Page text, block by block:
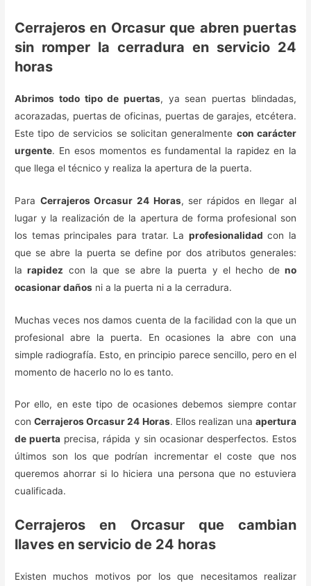
Cerrajeros en Orcasur que abren puertas
sin romper la cerradura en servicio 24
horas
Abrimos todo tipo de puertas, ya sean puertas blindadas,
acorazadas, puertas de oficinas, puertas de garajes, etcétera.
Este tipo de servicios se solicitan generalmente con carácter
urgente. En esos momentos es fundamental la rapidez en la
que llega el técnico y realiza la apertura de la puerta.
Para Cerrajeros Orcasur 24 Horas, ser rápidos en llegar al
lugar y la realización de la apertura de forma profesional son
los temas principales para tratar. La profesionalidad con la
que se abre la puerta se define por dos atributos generales:
larapidez con la que se abre la puerta y el hecho de no
ocasionar daños ni a la puerta ni a la cerradura.
Muchas veces nos damos cuenta de la facilidad con la que un
profesional abre la puerta. En ocasiones la abre con una
simple radiografía. Esto, en principio parece sencillo, pero en el
momento de hacerlo no lo es tanto.
Por ello, en este tipo de ocasiones debemos siempre contar
conCerrajeros Orcasur 24 Horas. Ellos realizan una apertura
de puerta precisa, rápida y sin ocasionar desperfectos. Estos
últimos son los que podrían incrementar el coste que nos
queremos ahorrar si lo hiciera una persona que no estuviera
cualificada.
Cerrajeros en Orcasur que cambian
llaves en servicio de 24 horas
Existen muchos motivos por los que necesitamos realizar